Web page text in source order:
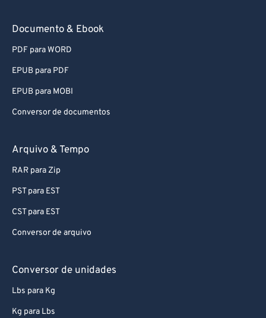
Documento & Ebook
PDF para WORD
EPUB para PDF
EPUB para MOBI
Conversor de documentos
Arquivo & Tempo
RAR para Zip
PST para EST
CST para EST
Conversor de arquivo
Conversor de unidades
Lbs para Kg
Kg para Lbs